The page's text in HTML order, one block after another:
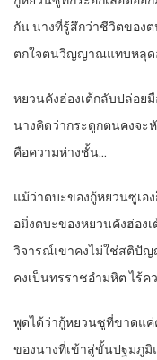
กัน นางที่รู้สึกว่าชีวิตของ
ตกใจตนวิญญาณแทบหลุด
หยวนคังฮ่องเต้กลับปล่อย
นางคิดว่ากระดูกตนคงจะ
คือความห่างชั้น…
แม้ว่าตบะของกู้หยวนซูเอ
อมิ่งตบะของหยวนคังฮ่อง
วิจารณ์เขาคงไม่ใช่สติปัญ
คงเป็นทรราชอำมหิต ไร้ค
พูดได้ว่ากู้หยวนซูที่ขาดแค่
ของนางที่เข้าสู่ขั้นปฐมภูมิ